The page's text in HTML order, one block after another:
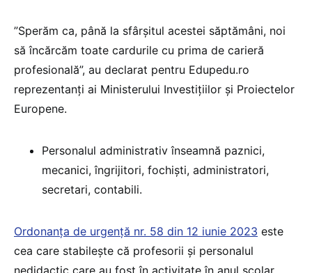
”Sperăm ca, până la sfârșitul acestei săptămâni, noi
să încărcăm toate cardurile cu prima de carieră
profesională”, au declarat pentru Edupedu.ro
reprezentanți ai Ministerului Investițiilor şi Proiectelor
Europene.
Personalul administrativ înseamnă paznici,
mecanici, îngrijitori, fochiști, administratori,
secretari, contabili.
Ordonanța de urgență nr. 58 din 12 iunie 2023 este
cea care stabilește că profesorii și personalul